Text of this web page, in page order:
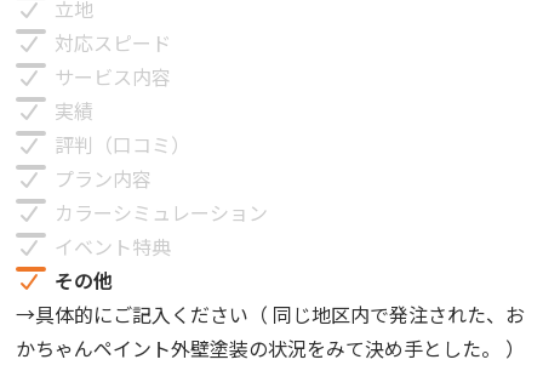
立地
対応スピード
サービス内容
実績
評判（口コミ）
プラン内容
カラーシミュレーション
イベント特典
その他
→具体的にご記入ください（ 同じ地区内で発注された、お
かちゃんペイント外壁塗装の状況をみて決め手とした。
）